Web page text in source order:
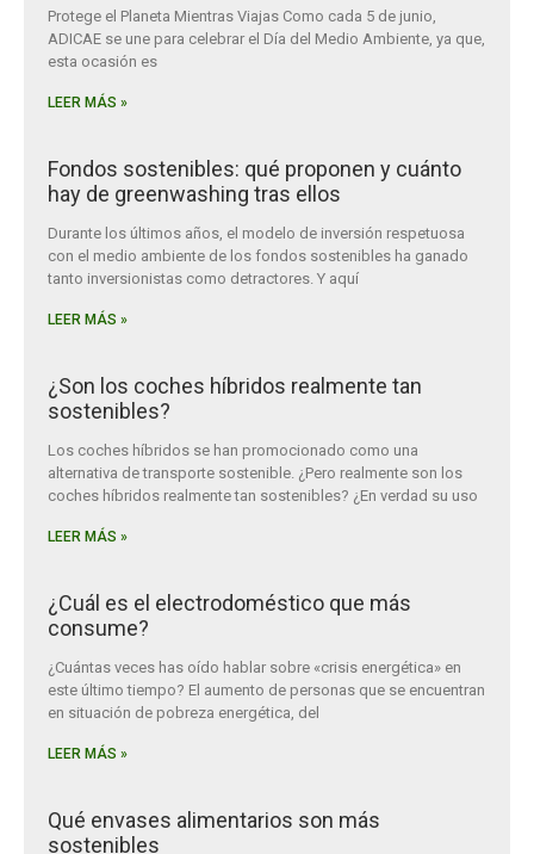
Protege el Planeta Mientras Viajas Como cada 5 de junio,
ADICAE se une para celebrar el Día del Medio Ambiente, ya que,
esta ocasión es
LEER MÁS »
Fondos sostenibles: qué proponen y cuánto
hay de greenwashing tras ellos
Durante los últimos años, el modelo de inversión respetuosa
con el medio ambiente de los fondos sostenibles ha ganado
tanto inversionistas como detractores. Y aquí
LEER MÁS »
¿Son los coches híbridos realmente tan
sostenibles?
Los coches híbridos se han promocionado como una
alternativa de transporte sostenible. ¿Pero realmente son los
coches híbridos realmente tan sostenibles? ¿En verdad su uso
LEER MÁS »
¿Cuál es el electrodoméstico que más
consume?
¿Cuántas veces has oído hablar sobre «crisis energética» en
este último tiempo? El aumento de personas que se encuentran
en situación de pobreza energética, del
LEER MÁS »
Qué envases alimentarios son más
sostenibles